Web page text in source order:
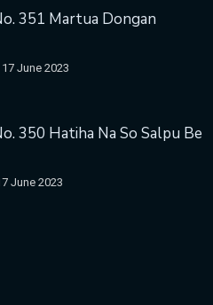
351 Martua Dongan
17 June 2023
350 Hatiha Na So Salpu Be
June 2023